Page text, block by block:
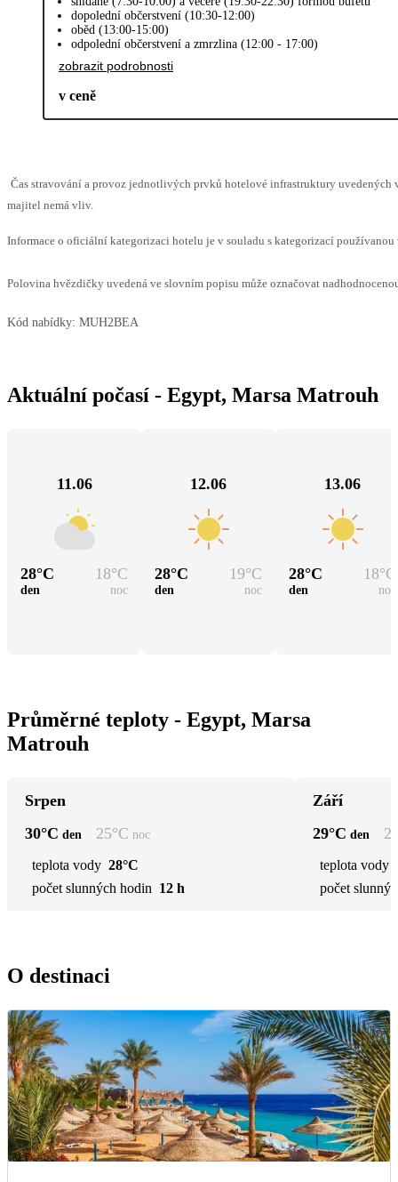
dopolední občerstvení (10:30-12:00)
oběd (13:00-15:00)
odpolední občerstvení a zmrzlina (12:00 - 17:00)
zobrazit podrobnosti
v ceně
Čas stravování a provoz jednotlivých prvků hotelové infrastruktury uvedených
majitel nemá vliv.
Informace o oficiální kategorizaci hotelu je v souladu s kategorizací
Polovina hvězdičky uvedená ve slovním popisu může označovat
Kód nabídky: MUH2BEA
Aktuální počasí - Egypt, Marsa Matrouh
11.06
28°C 18°C
den noc
12.06
28°C 19°C
den noc
13.06
28°C 18°C
den noc
Průměrné teploty - Egypt, Marsa
Matrouh
Srpen
30°C den 25°C noc
teplota vody 28°C
počet slunných hodin 12 h
Září
29°C den
teplota vody
počet
O destinaci